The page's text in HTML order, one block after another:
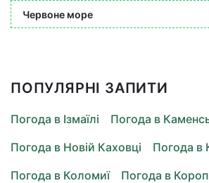
Червоне море
ПОПУЛЯРНІ ЗАПИТИ
Погода в Ізмаїлі
Погода в
Погода в Новій Каховці
Погода в
Погода в Коломиї
Погода в